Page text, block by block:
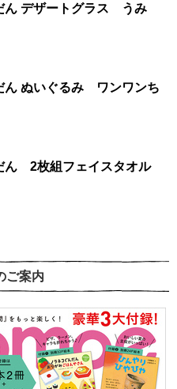
ノラネコぐんだん デザートグラス うみ
ん ぬいぐるみ ワンワンち
ん 2枚組フェイスタオル
ご案内